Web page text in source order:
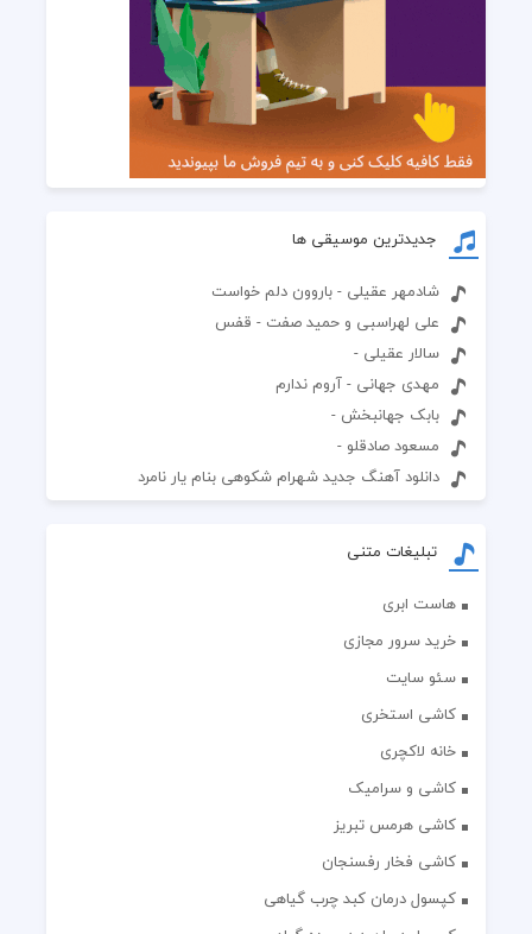
جدیدترین موسیقی ها
شادمهر عقیلی - باروون دلم خواست
علی لهراسبی و حمید صفت - قفس
سالار عقیلی -
مهدی جهانی - آروم ندارم
بابک جهانبخش -
مسعود صادقلو -
دانلود آهنگ جدید شهرام شکوهی بنام یار نامرد
تبلیغات متنی
هاست ابری
خرید سرور مجازی
سئو سایت
کاشی استخری
خانه لاکچری
کاشی و سرامیک
کاشی هرمس تبریز
کاشی فخار رفسنجان
کپسول درمان کبد چرب گیاهی